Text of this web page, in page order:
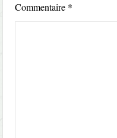
Commentaire *